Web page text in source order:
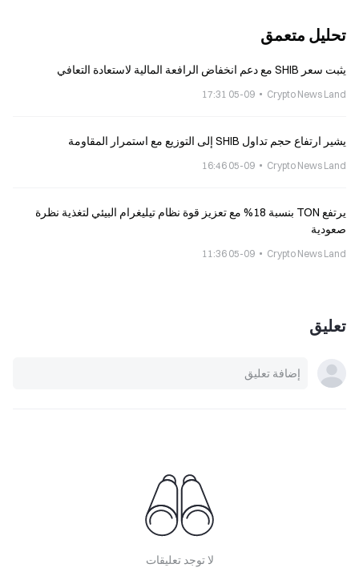
تحليل متعمق
يثبت سعر SHIB مع دعم انخفاض الرافعة المالية لاستعادة التعافي
Crypto News Land
05-09 17:31
يشير ارتفاع حجم تداول SHIB إلى التوزيع مع استمرار المقاومة
Crypto News Land
05-09 16:46
يرتفع TON بنسبة 18% مع تعزيز قوة نظام تيليغرام البيئي لتغذية نظرة
صعودية
Crypto News Land
05-09 11:36
تعليق
لا توجد تعليقات